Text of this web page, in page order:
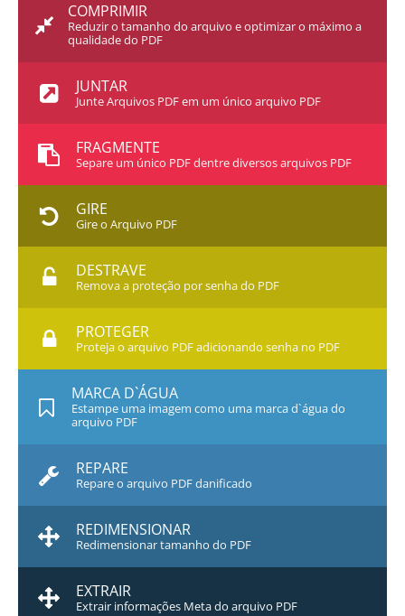
COMPRIMIR
Reduzir o tamanho do arquivo e optimizar o máximo a
qualidade do PDF
JUNTAR
Junte Arquivos PDF em um único arquivo PDF
FRAGMENTE
Separe um único PDF dentre diversos arquivos PDF
GIRE
Gire o Arquivo PDF
DESTRAVE
Remova a proteção por senha do PDF
PROTEGER
Proteja o arquivo PDF adicionando senha no PDF
MARCA D`ÁGUA
Estampe uma imagem como uma marca d`água do
arquivo PDF
REPARE
Repare o arquivo PDF danificado
REDIMENSIONAR
Redimensionar tamanho do PDF
EXTRAIR
Extrair informações Meta do arquivo PDF